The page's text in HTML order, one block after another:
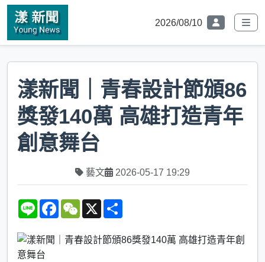
2026/08/10
漾新聞｜青春設計節頒86
獎發140萬 高雄打造青年
創意舞台
藝文 2026-05-17 19:29
L
F
W
a
X
e